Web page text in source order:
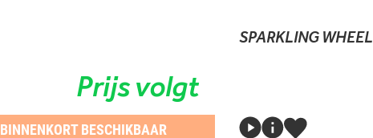
Prijs volgt
BINNENKORT BESCHIKBAAR
SPARKLING WHEEL